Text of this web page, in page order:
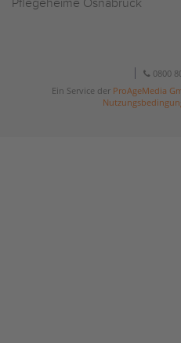
Pflegeheime Osnabrück
0800
Ein Service der ProAgeMedia